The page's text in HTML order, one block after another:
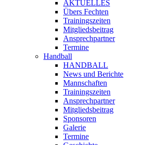
AKTUELLES
Übers Fechten
Trainingszeiten
Mitgliedsbeitrag
Ansprechpartner
Termine
Handball
HANDBALL
News und Berichte
Mannschaften
Trainingszeiten
Ansprechpartner
Mitgliedsbeitrag
Sponsoren
Galerie
Termine